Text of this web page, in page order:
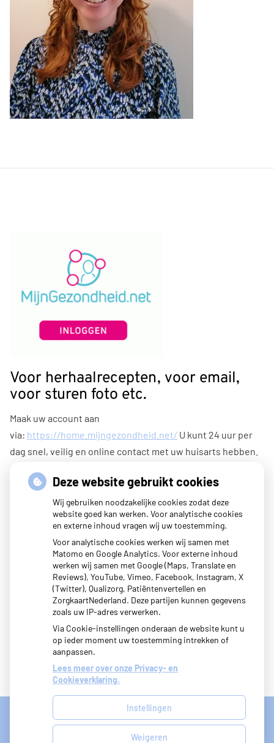
Voor herhaalrecepten, voor email,
voor sturen foto etc.
Maak uw account aan
via: https://home.mijngezondheid.net/ U kunt 24 uur per
dag snel, veilig en online contact met uw huisarts hebben.
U kunt online afspraken maken (tijdelijk niet i.v.m. corona),
vragen stellen, herhaalrecepten bestellen en labuitslagen
inzien. Daarnaast is het ook mogelijk om een samenvatting
in te zien van uw medisch dossier.
Met uw eigen account logt u veilig in en hoeft u niet elke
keer opnieuw uw gegevens in te voeren.
Uw Zorg Online|Beheer
Deze website gebruikt cookies
Wij gebruiken noodzakelijke cookies zodat deze
website goed kan werken. Voor analytische cookies
en externe inhoud vragen wij uw toestemming.
Voor analytische cookies werken wij samen met
Matomo en Google Analytics. Voor externe inhoud
werken wij samen met Google (Maps, Translate en
Reviews), YouTube, Vimeo, Facebook, Instagram, X
(Twitter), Qualizorg, Patiëntenvertellen en
ZorgkaartNederland. Deze partijen kunnen gegevens
zoals uw IP-adres verwerken.
Via Cookie-instellingen onderaan de website kunt u
op ieder moment uw toestemming intrekken of
aanpassen.
Lees meer over onze Privacy- en
Cookieverklaring.
Instellingen
Weigeren